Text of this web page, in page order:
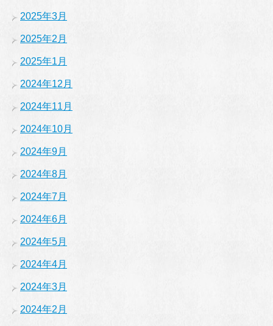
2025年3月
2025年2月
2025年1月
2024年12月
2024年11月
2024年10月
2024年9月
2024年8月
2024年7月
2024年6月
2024年5月
2024年4月
2024年3月
2024年2月